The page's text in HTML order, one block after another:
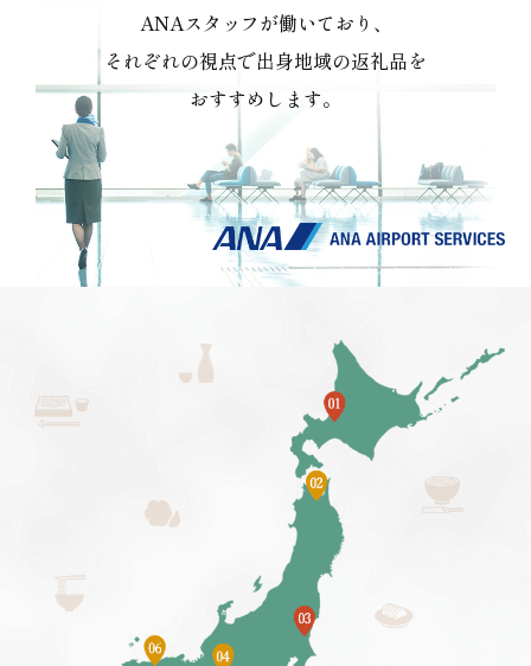
ANAスタッフが働いており、
それぞれの視点で出身地域の返礼品を
おすすめします。